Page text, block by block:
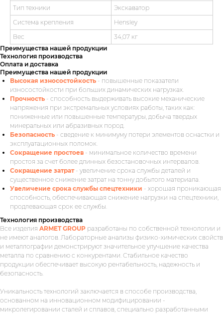
Тип техники
Экскаватор
Система крепления
Hensley
Вес
34,07 кг
Преимущества нашей продукции
Технология производства
Оплата и доставка
Преимущества нашей продукции
Высокая износостойкость - повышенные показатели
износостойкости при больших динамических нагрузках.
Прочность - способность выдерживать высокие механические
напряжения при экстремальных условиях работы, таких как:
пониженные или повышенные температуры, добыча твердых
минеральных или абразивных пород.
Безопасность - сведение к минимуму потери элементов оснастки и
эксплуатационных поломок.
Сокращение простоев - минимальное количество времени
простоя за счет более длинных безостановочных интервалов.
Сокращение затрат - увеличение срока службы деталей и
существенное снижение затрат на тонну добытого материала.
Увеличение срока службы спецтехники - хорошая проникающая
способность, обеспечивающая снижение нагрузки на спецтехники,
продлевающая срок ее службы.
Технология производства
Все изделия ARMET GROUP разработаны по собственной технологии и
не имеют аналогов. Лабораторные анализы физико-химических свойств
и металлографии демонстрируют значительное улучшение качества
металла по сравнению с конкурентами. Стабильное качество
продукции обеспечивает высокую рентабельность, надежность и
безопасность.
Уникальность технологий заключается в способе производства,
основанном на инновационном модифицировании -
микролегировании сталей и сплавов, специально разработанными